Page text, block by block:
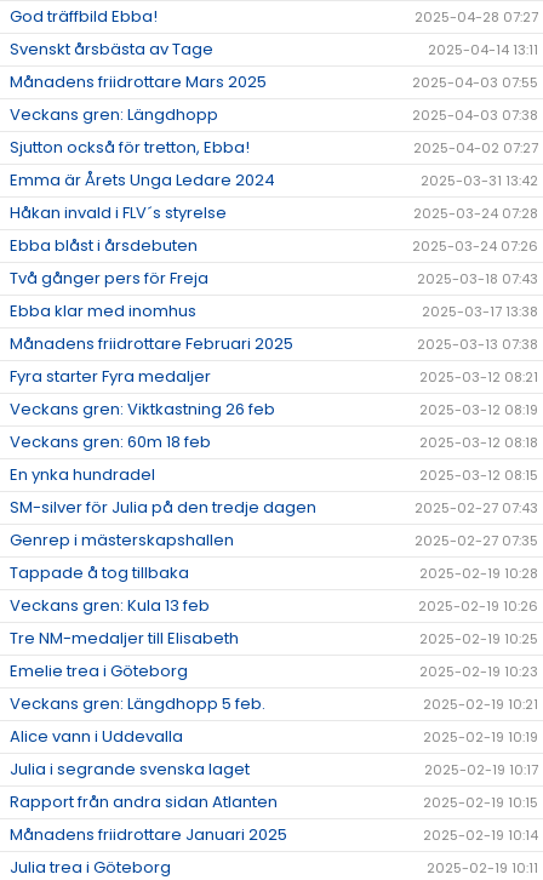
God träffbild Ebba! 2025-04-28 07:27
Svenskt årsbästa av Tage 2025-04-14 13:11
Månadens friidrottare Mars 2025 2025-04-03 07:55
Veckans gren: Längdhopp 2025-04-03 07:38
Sjutton också för tretton, Ebba! 2025-04-02 07:27
Emma är Årets Unga Ledare 2024 2025-03-31 13:42
Håkan invald i FLV´s styrelse 2025-03-24 07:28
Ebba blåst i årsdebuten 2025-03-24 07:26
Två gånger pers för Freja 2025-03-18 07:43
Ebba klar med inomhus 2025-03-17 13:38
Månadens friidrottare Februari 2025 2025-03-13 07:38
Fyra starter Fyra medaljer 2025-03-12 08:21
Veckans gren: Viktkastning 26 feb 2025-03-12 08:19
Veckans gren: 60m 18 feb 2025-03-12 08:18
En ynka hundradel 2025-03-12 08:15
SM-silver för Julia på den tredje dagen 2025-02-27 07:43
Genrep i mästerskapshallen 2025-02-27 07:35
Tappade å tog tillbaka 2025-02-19 10:28
Veckans gren: Kula 13 feb 2025-02-19 10:26
Tre NM-medaljer till Elisabeth 2025-02-19 10:25
Emelie trea i Göteborg 2025-02-19 10:23
Veckans gren: Längdhopp 5 feb. 2025-02-19 10:21
Alice vann i Uddevalla 2025-02-19 10:19
Julia i segrande svenska laget 2025-02-19 10:17
Rapport från andra sidan Atlanten 2025-02-19 10:15
Månadens friidrottare Januari 2025 2025-02-19 10:14
Julia trea i Göteborg 2025-02-19 10:11